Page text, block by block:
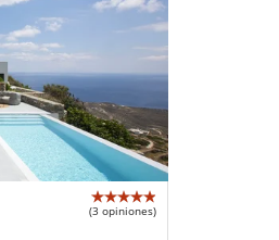
(3 opiniones)